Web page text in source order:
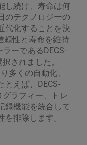
し続け、寿命は何
のテクノロジーの
代化することを決
頼性と寿命を維持
ーであるDECS-
されました。
多くの自動化、
とえば、DECS-
ラフィー、トレ
録機能を統合して
排除します。